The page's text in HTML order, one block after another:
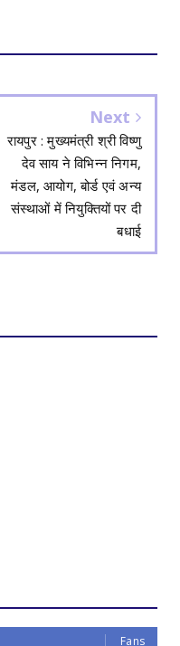
Next
रायपुर : मुख्यमंत्री श्री विष्णु
देव साय ने विभिन्न निगम,
मंडल, आयोग, बोर्ड एवं अन्य
संस्थाओं में नियुक्तियों पर दी
बधाई
Fans